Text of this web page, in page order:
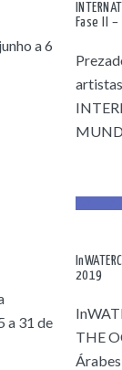
a 6
Fase II
a 31 de
2019
THE